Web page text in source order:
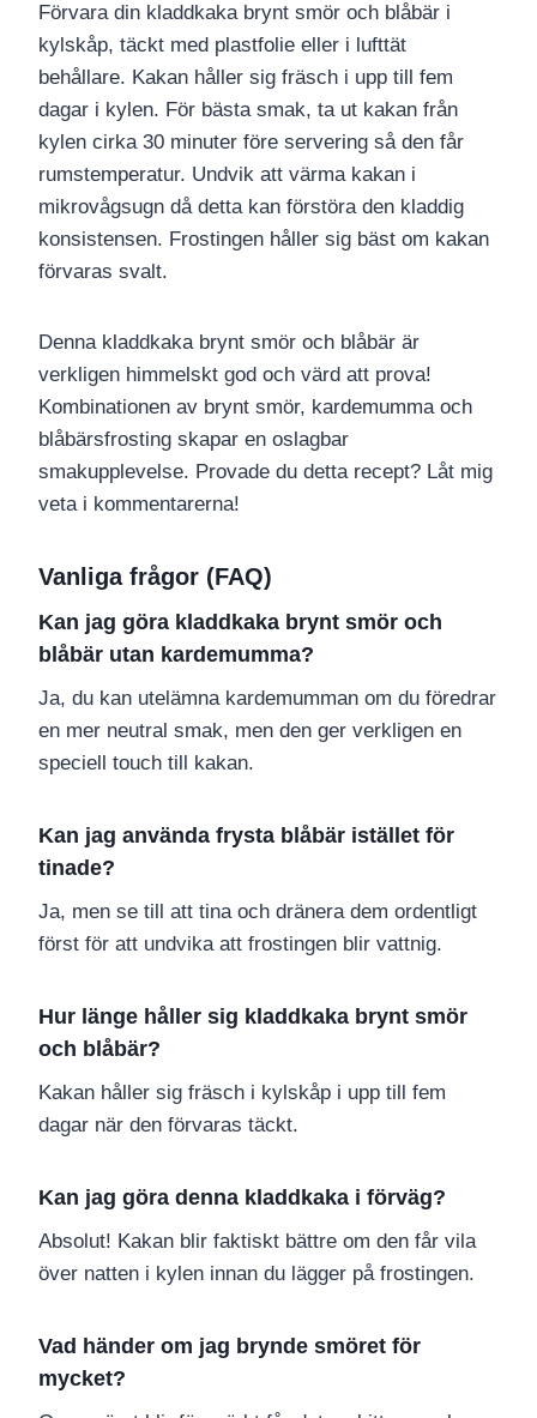
Förvara din kladdkaka brynt smör och blåbär i
kylskåp, täckt med plastfolie eller i lufttät
behållare. Kakan håller sig fräsch i upp till fem
dagar i kylen. För bästa smak, ta ut kakan från
kylen cirka 30 minuter före servering så den får
rumstemperatur. Undvik att värma kakan i
mikrovågsugn då detta kan förstöra den kladdig
konsistensen. Frostingen håller sig bäst om kakan
förvaras svalt.
Denna kladdkaka brynt smör och blåbär är
verkligen himmelskt god och värd att prova!
Kombinationen av brynt smör, kardemumma och
blåbärsfrosting skapar en oslagbar
smakupplevelse. Provade du detta recept? Låt mig
veta i kommentarerna!
Vanliga frågor (FAQ)
Kan jag göra kladdkaka brynt smör och
blåbär utan kardemumma?
Ja, du kan utelämna kardemumman om du föredrar
en mer neutral smak, men den ger verkligen en
speciell touch till kakan.
Kan jag använda frysta blåbär istället för
tinade?
Ja, men se till att tina och dränera dem ordentligt
först för att undvika att frostingen blir vattnig.
Hur länge håller sig kladdkaka brynt smör
och blåbär?
Kakan håller sig fräsch i kylskåp i upp till fem
dagar när den förvaras täckt.
Kan jag göra denna kladdkaka i förväg?
Absolut! Kakan blir faktiskt bättre om den får vila
över natten i kylen innan du lägger på frostingen.
Vad händer om jag brynde smöret för
mycket?